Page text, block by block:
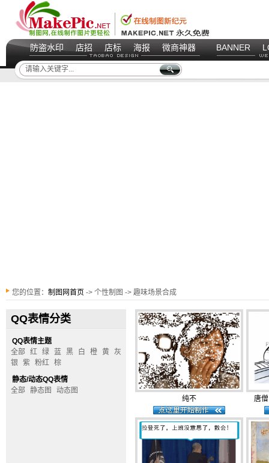
防盗水印 店招 店标 海报 微商神器 BANNER
您的位置： 制图网首页 -> 个性制图 -> 趣味场景合成
QQ表情分类
QQ表情主题
全部 红 绿 蓝 黑 白 橙 黄 灰
银
紫 粉红 棕
静态/动态QQ表情
全部 静态图 动态图
纯不 唐